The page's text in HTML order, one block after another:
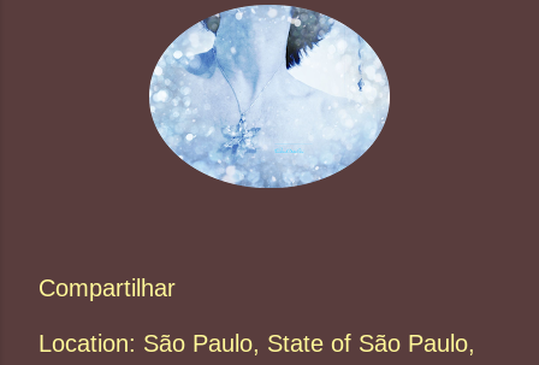
Compartilhar
Location: São Paulo, State of São Paulo,